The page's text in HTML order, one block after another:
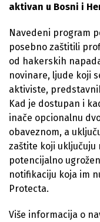
aktivan u Bosni i
Navedeni program
posebno zaštitili
od hakerskih
novinare, ljude koji
aktiviste,
Kad je dostupan i
inače opcionalnu
obaveznom, a
zaštite koji uključuju
potencijalno
notifikaciju koja im
Protecta.
Više informacija o